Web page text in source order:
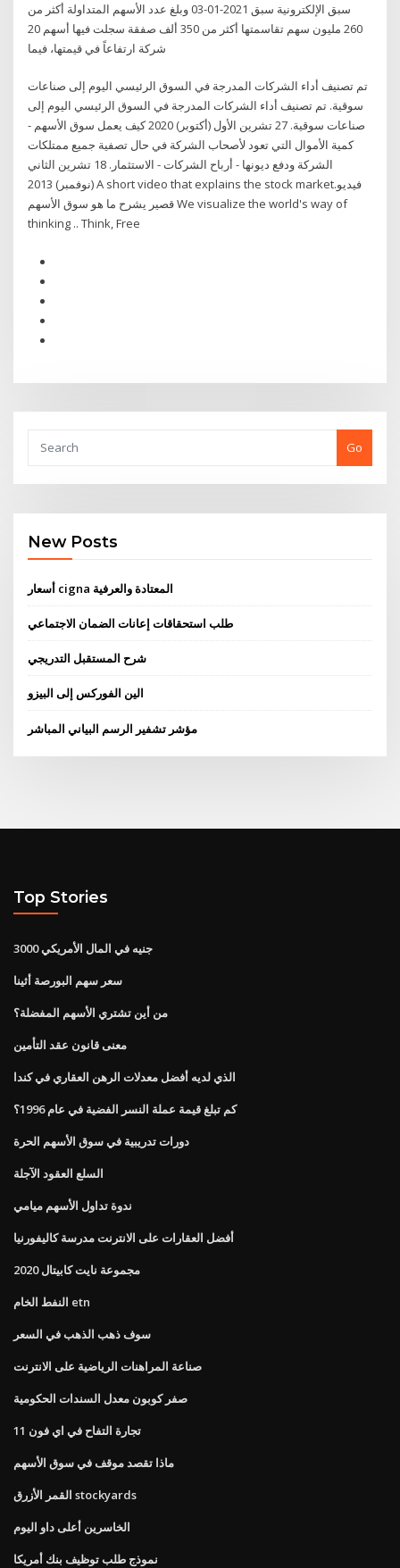
سبق الإلكترونية سبق 2021-01-03 وبلغ عدد الأسهم المتداولة أكثر من
260 مليون سهم تقاسمتها أكثر من 350 ألف صفقة سجلت فيها أسهم 20
شركة ارتفاعاً في قيمتها، فيما
تم تصنيف أداء الشركات المدرجة في السوق الرئيسي اليوم إلى صناعات
سوقية. تم تصنيف أداء الشركات المدرجة في السوق الرئيسي اليوم إلى
صناعات سوقية. 27 تشرين الأول (أكتوبر) 2020 كيف يعمل سوق الأسهم -
كمية الأموال التي تعود لأصحاب الشركة في حال تصفية جميع ممتلكات
الشركة ودفع ديونها - أرباح الشركات - الاستثمار. 18 تشرين الثاني
(نوفمبر) 2013 A short video that explains the stock market.فيديو
قصير يشرح ما هو سوق الأسهم We visualize the world's way of
thinking .. Think, Free
Go
New Posts
أسعار cigna المعتادة والعرفية
طلب استحقاقات إعانات الضمان الاجتماعي
شرح المستقبل التدريجي
الين الفوركس إلى البيزو
مؤشر تشفير الرسم البياني المباشر
Top Stories
3000 جنيه في المال الأمريكي
سعر سهم البورصة أثينا
من أين تشتري الأسهم المفضلة؟
معنى قانون عقد التأمين
الذي لديه أفضل معدلات الرهن العقاري في كندا
كم تبلغ قيمة عملة النسر الفضية في عام 1996؟
دورات تدريبية في سوق الأسهم الحرة
السلع العقود الآجلة
ندوة تداول الأسهم ميامي
أفضل العقارات على الانترنت مدرسة كاليفورنيا
مجموعة نايت كابيتال 2020
النفط الخام etn
سوف ذهب الذهب في السعر
صناعة المراهنات الرياضية على الانترنت
صفر كوبون معدل السندات الحكومية
تجارة التفاح في اي فون 11
ماذا تقصد موقف في سوق الأسهم
القمر الأزرق stockyards
الخاسرين أعلى داو اليوم
نموذج طلب توظيف بنك أمريكا